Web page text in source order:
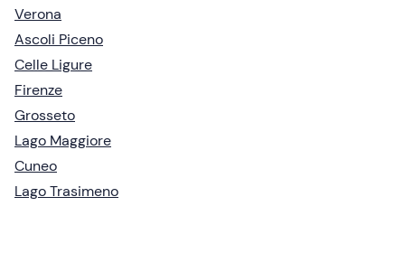
Verona
Ascoli Piceno
Celle Ligure
Firenze
Grosseto
Lago Maggiore
Cuneo
Lago Trasimeno